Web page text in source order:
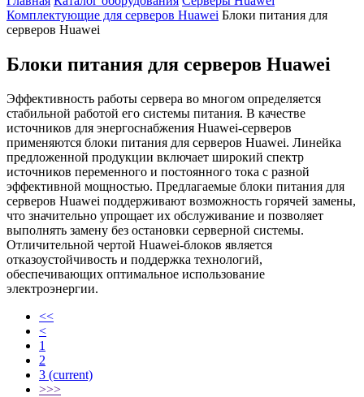
Комплектующие для серверов Huawei Блоки питания для
серверов Huawei
Блоки питания для серверов Huawei
Эффективность работы сервера во многом определяется
стабильной работой его системы питания. В качестве
источников для энергоснабжения Huawei-серверов
применяются блоки питания для серверов Huawei. Линейка
предложенной продукции включает широкий спектр
источников переменного и постоянного тока с разной
эффективной мощностью. Предлагаемые блоки питания для
серверов Huawei поддерживают возможность горячей замены,
что значительно упрощает их обслуживание и позволяет
выполнять замену без остановки серверной системы.
Отличительной чертой Huawei-блоков является
отказоустойчивость и поддержка технологий,
обеспечивающих оптимальное использование
электроэнергии.
<<
<
1
2
3 (current)
>>>